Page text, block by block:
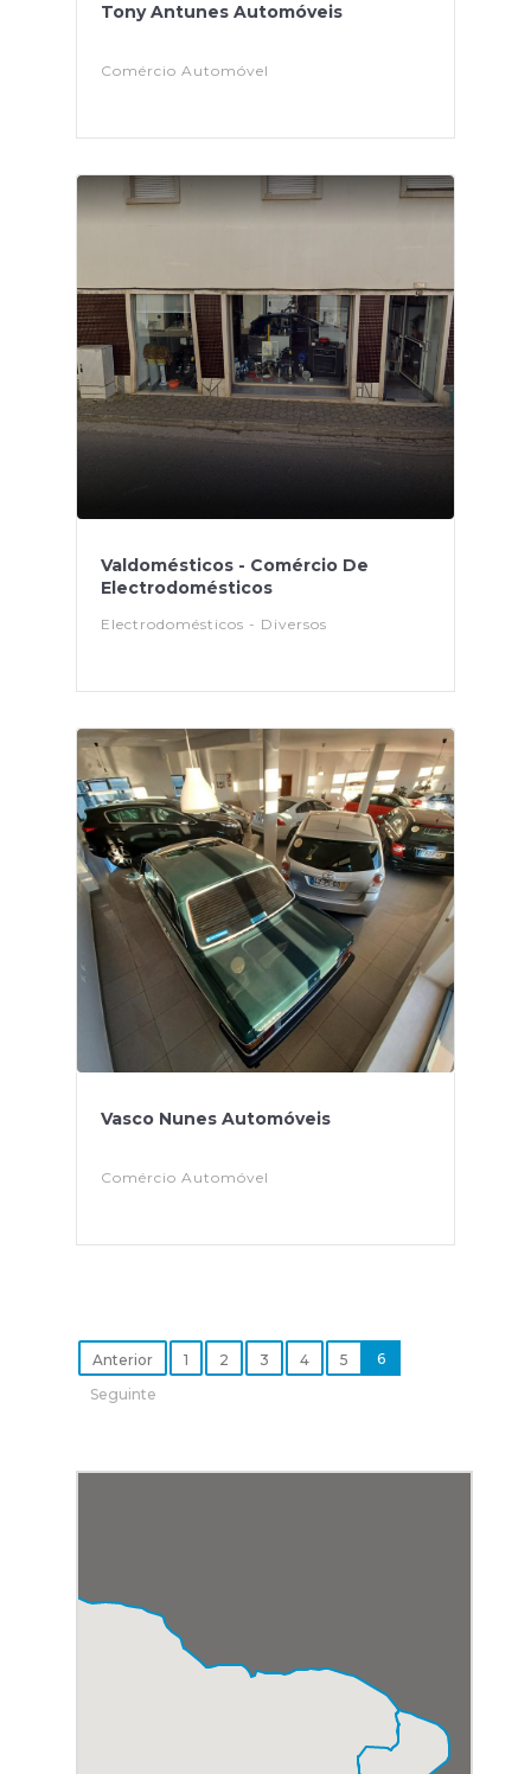
Tony Antunes Automóveis
Comércio Automóvel
Valdomésticos - Comércio De
Electrodomésticos
Electrodomésticos - Diversos
Vasco Nunes Automóveis
Comércio Automóvel
Anterior 1 2 3 4 5
6
Seguinte